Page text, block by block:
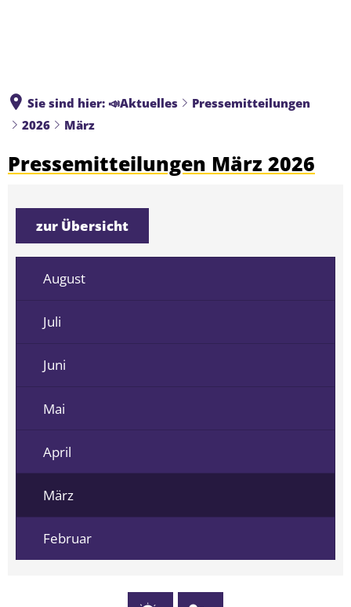
Sie sind hier: 📣Aktuelles
Pressemitteilungen
2026
März
Pressemitteilungen März 2026
zur Übersicht
August
Juli
Juni
Mai
April
März
Februar